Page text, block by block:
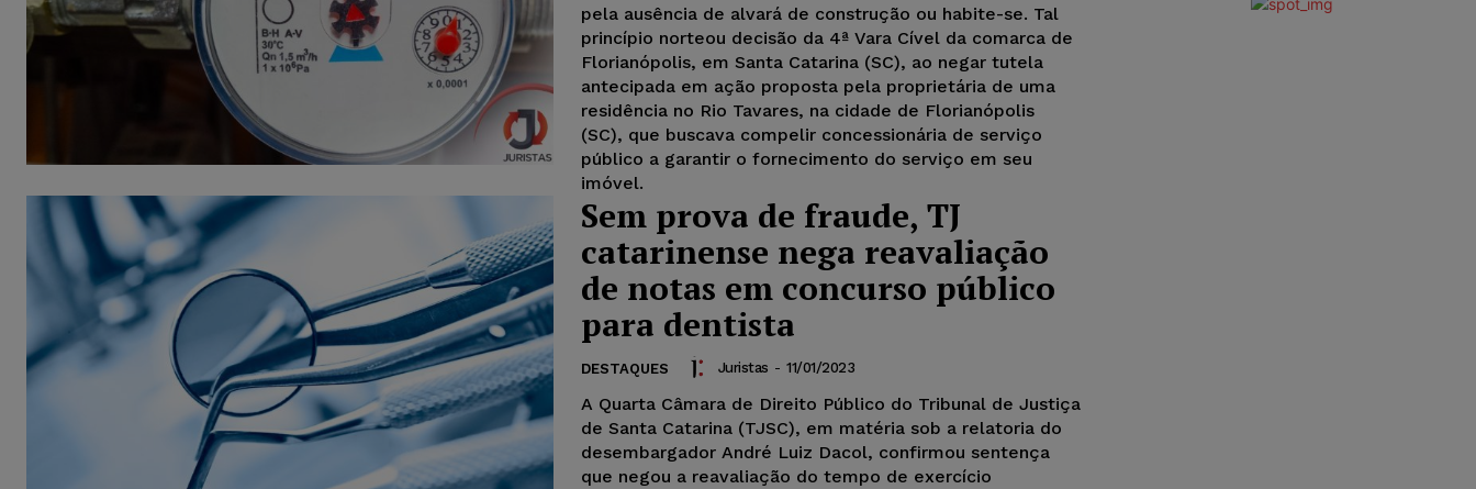
pela ausência de alvará de construção ou habite-se. Tal
princípio norteou decisão da 4ª Vara Cível da comarca de
Florianópolis, em Santa Catarina (SC), ao negar tutela
antecipada em ação proposta pela proprietária de uma
residência no Rio Tavares, na cidade de Florianópolis
(SC), que buscava compelir concessionária de serviço
público a garantir o fornecimento do serviço em seu
imóvel.
Sem prova de fraude, TJ
catarinense nega reavaliação
de notas em concurso público
para dentista
DESTAQUES Juristas - 11/01/2023
A Quarta Câmara de Direito Público do Tribunal de Justiça
de Santa Catarina (TJSC), em matéria sob a relatoria do
desembargador André Luiz Dacol, confirmou sentença
que negou a reavaliação do tempo de exercício